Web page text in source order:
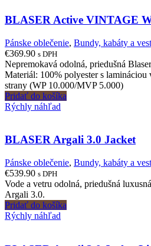
BLASER Active VINTAGE
Pánske oblečenie, Bundy, kabáty a
€369.90 s DPH
Nepremokavá odolná, priedušná
Materiál: 100% polyester s
strany (WP 10.000/MVP 5.000)
Pridať do košíka
Rýchly náhľad
BLASER Argali 3.0 Jacket
Pánske oblečenie, Bundy, kabáty a
€539.90 s DPH
Vode a vetru odolná, priedušná
Argali 3.0.
Pridať do košíka
Rýchly náhľad